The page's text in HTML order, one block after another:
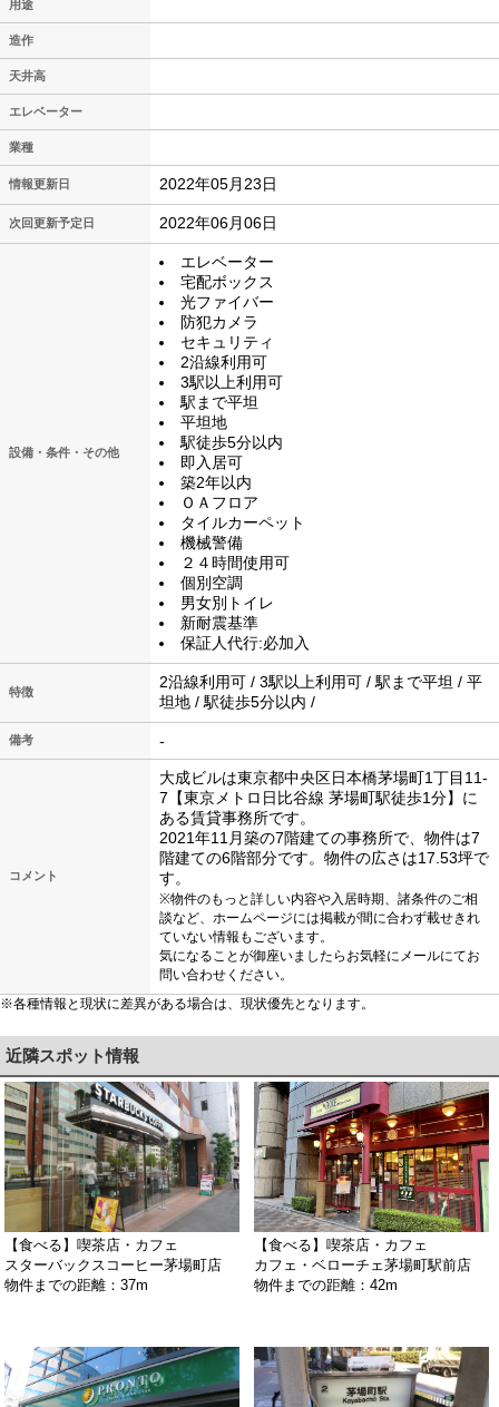
用途
造作
天井高
エレベーター
業種
情報更新日 2022年05月23日
次回更新予定日 2022年06月06日
設備・条件・その他
エレベーター
宅配ボックス
光ファイバー
防犯カメラ
セキュリティ
2沿線利用可
3駅以上利用可
駅まで平坦
平坦地
駅徒歩5分以内
即入居可
築2年以内
ＯＡフロア
タイルカーペット
機械警備
２４時間使用可
個別空調
男女別トイレ
新耐震基準
保証人代行:必加入
特徴
2沿線利用可 / 3駅以上利用可 / 駅まで平坦 / 平
坦地 / 駅徒歩5分以内 /
備考 -
コメント
大成ビルは東京都中央区日本橋茅場町1丁目11-
7【東京メトロ日比谷線 茅場町駅徒歩1分】に
ある賃貸事務所です。
2021年11月築の7階建ての事務所で、物件は7
階建ての6階部分です。物件の広さは17.53坪で
す。
※物件のもっと詳しい内容や入居時期、諸条件のご相
談など、ホームページには掲載が間に合わず載せきれ
ていない情報もございます。
気になることが御座いましたらお気軽にメールにてお
問い合わせください。
※各種情報と現状に差異がある場合は、現状優先となります。
近隣スポット情報
【食べる】喫茶店・カフェ
スターバックスコーヒー茅場町店
物件までの距離：37m
【食べる】喫茶店・カフェ
カフェ・ベローチェ茅場町駅前店
物件までの距離：42m